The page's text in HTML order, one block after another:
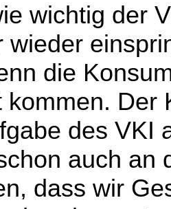
wichtig der
wieder
die
kommen. Der
des VKI
auch an
dass wir